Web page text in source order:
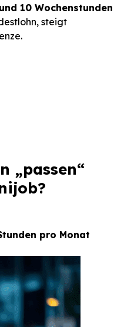
10 Wochenstunden
steigt
„passen“
pro Monat